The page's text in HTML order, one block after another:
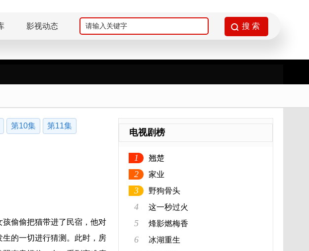
影视动态
第10集 第11集
偷偷把猫带进了民宿，他对
的一切进行猜测。此时，房
电视剧榜
1 翘楚
2 家业
3 野狗骨头
4 这一秒过火
5 烽影燃梅香
6 冰湖重生